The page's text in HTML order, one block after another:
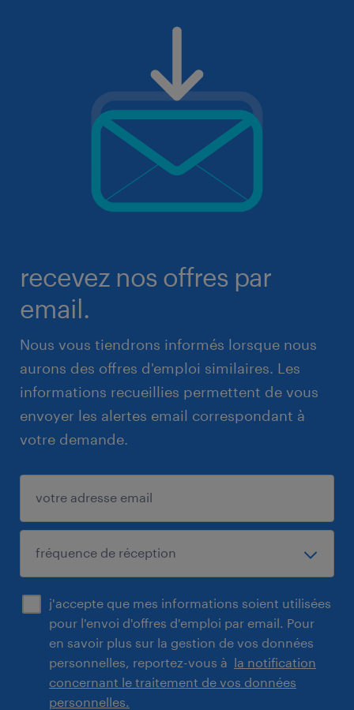
recevez nos offres par
email.
Nous vous tiendrons informés lorsque nous
aurons des offres d'emploi similaires. Les
informations recueillies permettent de vous
envoyer les alertes email correspondant à
votre demande.
j'accepte que mes informations soient utilisées
pour l'envoi d'offres d'emploi par email. Pour
en savoir plus sur la gestion de vos données
personnelles, reportez-vous à la notification
concernant le traitement de vos données
personnelles.